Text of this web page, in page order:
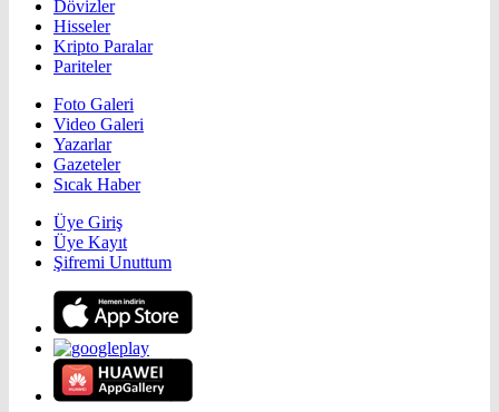
Dövizler
Hisseler
Kripto Paralar
Pariteler
Foto Galeri
Video Galeri
Yazarlar
Gazeteler
Sıcak Haber
Üye Giriş
Üye Kayıt
Şifremi Unuttum